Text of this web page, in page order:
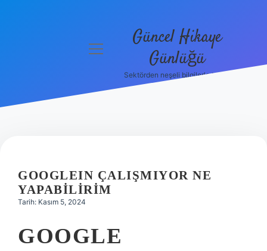
Hakkımızda
menüyü
Güncel Hikaye
Günlüğü
Sektörden neşeli bilgilerle tanış!
GOOGLEIN ÇALIŞMIYOR NE
YAPABILIRIM
Tarih: Kasım 5, 2024
GOOGLE